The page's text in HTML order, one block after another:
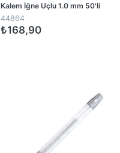
Kalem İğne Uçlu 1.0 mm 50'li
Paket - Siyah
44864
₺168,90